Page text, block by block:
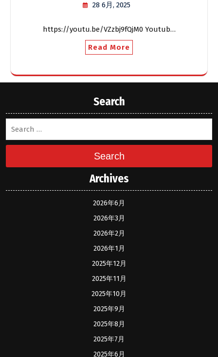
28 6月, 2025
https://youtu.be/VZzbj9fQjM0 Youtub…
Read More
Search
Search
Archives
2026年6月
2026年3月
2026年2月
2026年1月
2025年12月
2025年11月
2025年10月
2025年9月
2025年8月
2025年7月
2025年6月